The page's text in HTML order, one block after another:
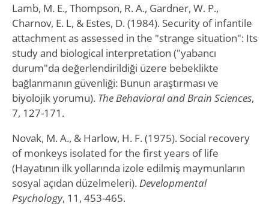
Lamb, M. E., Thompson, R. A., Gardner, W. P.,
Charnov, E. L, & Estes, D. (1984). Security of infantile
attachment as assessed in the "strange situation": Its
study and biological interpretation ("yabancı
durum"da değerlendirildiği üzere bebeklikte
bağlanmanın güvenliği: Bunun araştırması ve
biyolojik yorumu). The Behavioral and Brain Sciences,
7, 127-171.
Novak, M. A., & Harlow, H. F. (1975). Social recovery
of monkeys isolated for the first years of life
(Hayatının ilk yollarında izole edilmiş maymunların
sosyal açıdan düzelmeleri). Developmental
Psychology, 11, 453-465.